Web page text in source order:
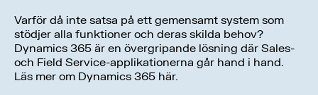
Varför då inte satsa på ett gemensamt system som
stödjer alla funktioner och deras skilda behov?
Dynamics 365 är en övergripande lösning där Sales-
och Field Service-applikationerna går hand i hand.
Läs mer om Dynamics 365 här.